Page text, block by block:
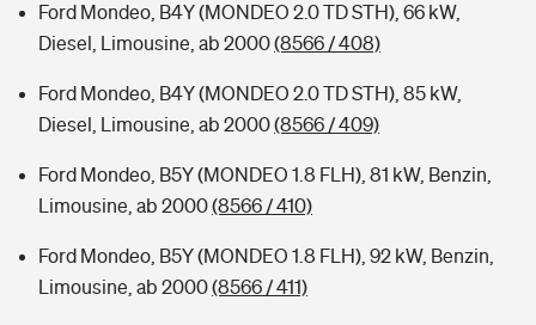
Ford Mondeo, B4Y (MONDEO 2.0 TD STH), 66 kW,
Diesel, Limousine, ab 2000(8566 / 408)
Ford Mondeo, B4Y (MONDEO 2.0 TD STH), 85 kW,
Diesel, Limousine, ab 2000(8566 / 409)
Ford Mondeo, B5Y (MONDEO 1.8 FLH), 81 kW, Benzin,
Limousine, ab 2000(8566 / 410)
Ford Mondeo, B5Y (MONDEO 1.8 FLH), 92 kW, Benzin,
Limousine, ab 2000(8566 / 411)